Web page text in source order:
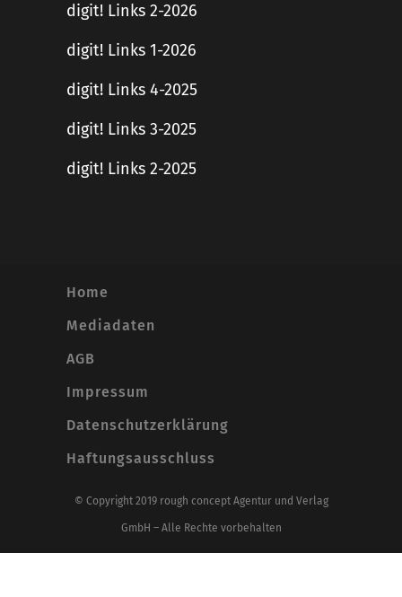
digit! Links 2-2026
digit! Links 1-2026
digit! Links 4-2025
digit! Links 3-2025
digit! Links 2-2025
Home
Mediadaten
AGB
Impressum
Datenschutzerklärung
Haftungsausschluss
© Copyright 2019 rough concept Agentur und Verlag
GmbH – Alle Rechte vorbehalten